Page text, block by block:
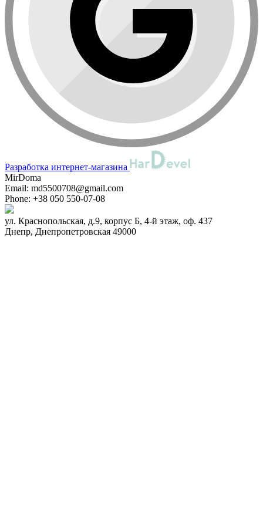
Разработка интернет-магазина
MirDoma
Email: md5500708@gmail.com
Phone: +38 050 550-07-08
ул. Краснопольская, д.9, корпус Б, 4-й этаж, оф. 437
Днепр, Днепропетровская 49000